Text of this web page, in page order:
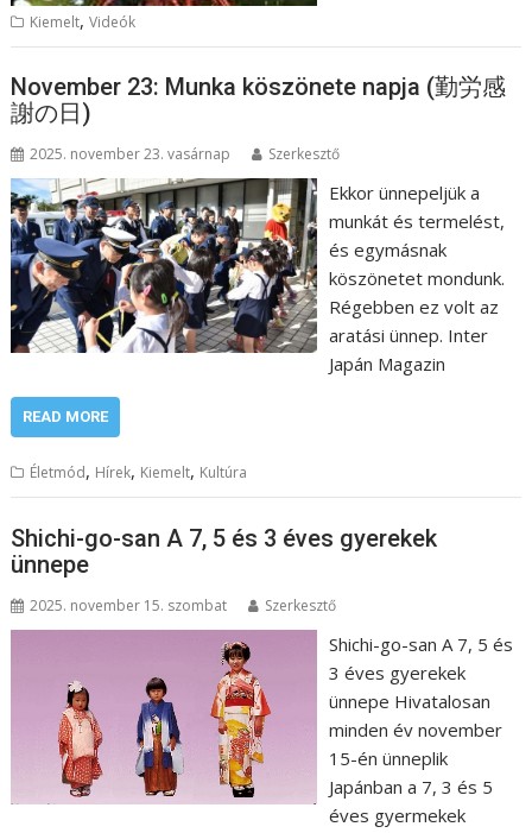
Kiemelt,Videók
November 23: Munka köszönete napja (勤労感
謝の日)
2025. november 23. vasárnap Szerkesztő
Ekkor ünnepeljük a
munkát és termelést,
és egymásnak
köszönetet mondunk.
Régebben ez volt az
aratási ünnep. Inter
Japán Magazin
READ MORE
Életmód, Hírek, Kiemelt, Kultúra
Shichi-go-san A 7, 5 és 3 éves gyerekek
ünnepe
2025. november 15. szombat Szerkesztő
Shichi-go-san A 7, 5 és
3 éves gyerekek
ünnepe Hivatalosan
minden év november
15-én ünneplik
Japánban a 7, 3 és 5
éves gyermekek